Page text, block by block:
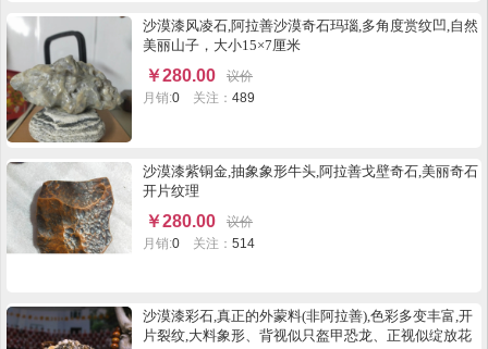
沙漠漆风凌石,阿拉善沙漠奇石玛瑙,多角度赏纹凹,自然
美丽山子，大小15×7厘米
￥280.00
议价
月销:0 关注：489
沙漠漆紫铜金,抽象象形牛头,阿拉善戈壁奇石,美丽奇石
开片纹理
￥280.00
议价
月销:0 关注：514
沙漠漆彩石,真正的外蒙料(非阿拉善),色彩多变丰富,开
片裂纹,大料象形、背视似只盔甲恐龙、正视似绽放花